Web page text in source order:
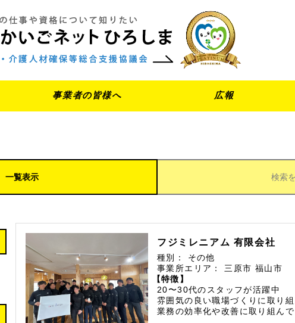
事業者の皆様へ 広報
一覧表示 検索
フジミレニアム 有限会社
種別：
その他
事業所エリア：
三原市 福山市
【特徴】
20〜30代のスタッフが活躍中
雰囲気の良い職場づくりに取り
業務の効率化や改善に取り組ん